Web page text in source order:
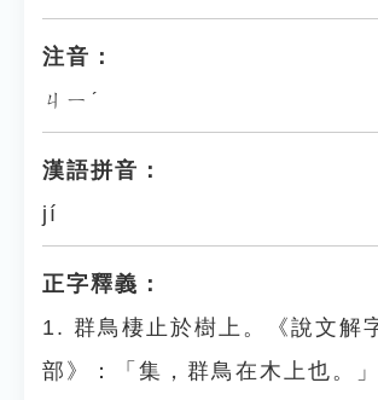
注音：
ㄐㄧˊ
漢語拼音：
jí
正字釋義：
1. 群鳥棲止於樹上。《說文解
部》：「集，群鳥在木上也。」